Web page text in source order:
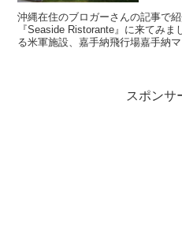
沖縄在住のブロガーさんの記事で
『Seaside Ristorante』に来てみ
る米軍施設、嘉手納飛行場嘉手納
スポンサ